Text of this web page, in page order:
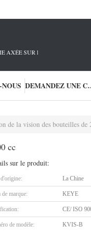
SUR LA R&D ET
de la vision des bouteilles de
cc
sur le produit:
La Chine
marque: KEYE
CE/ ISO
de modèle: KVIS-B